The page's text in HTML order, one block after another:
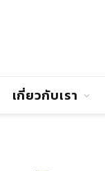
เกี่ยวกับเรา